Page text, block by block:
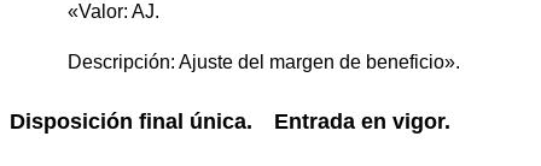
«Valor: AJ.
Descripción: Ajuste del margen de beneficio».
Disposición final única. Entrada en vigor.